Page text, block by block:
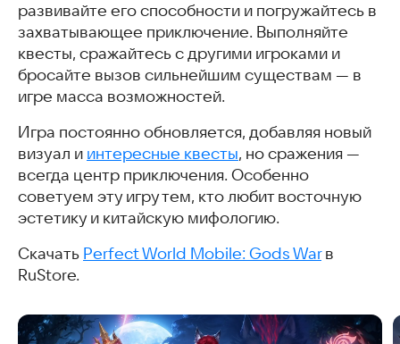
развивайте его способности и погружайтесь в
захватывающее приключение. Выполняйте
квесты, сражайтесь с другими игроками и
бросайте вызов сильнейшим существам — в
игре масса возможностей.
Игра постоянно обновляется, добавляя новый
визуал и интересные квесты, но сражения —
всегда центр приключения. Особенно
советуем эту игру тем, кто любит восточную
эстетику и китайскую мифологию.
Скачать Perfect World Mobile: Gods Warв
RuStore.